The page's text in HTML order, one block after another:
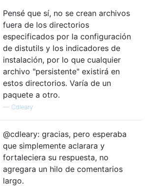
Pensé que sí, no se crean archivos
fuera de los directorios
especificados por la configuración
de distutils y los indicadores de
instalación, por lo que cualquier
archivo "persistente" existirá en
estos directorios. Varía de un
paquete a otro.
— Cdleary
@cdleary: gracias, pero esperaba
que simplemente aclarara y
fortaleciera su respuesta, no
agregara un hilo de comentarios
largo.